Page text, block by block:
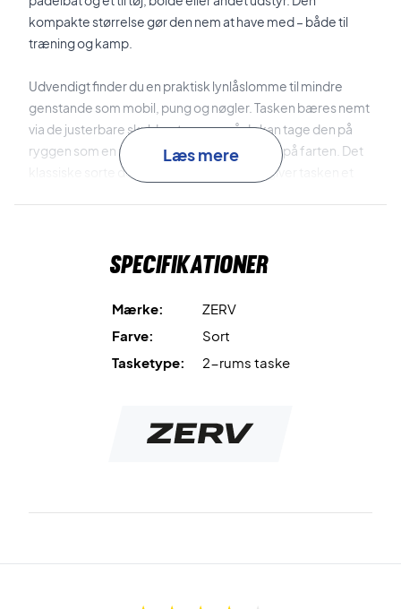
kompakte størrelse gør den nem at have med – både til
træning og kamp.
Udvendigt finder du en praktisk lynlåslomme til mindre
genstande som mobil, pung og nøgler. Tasken bæres nemt
via de justerbare skulderstropper, så du kan tage den på
ryggen som en rygsæk – ideelt til dig, der er på farten. Det
klassiske sorte design med ZERV-logoet giver tasken et
Læs mere
Specifikationer
Mærke:
ZERV
Farve:
Sort
Tasketype:
2-rums taske